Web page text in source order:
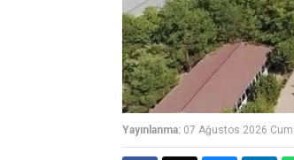
Yayınlanma: 07 Ağustos 2026